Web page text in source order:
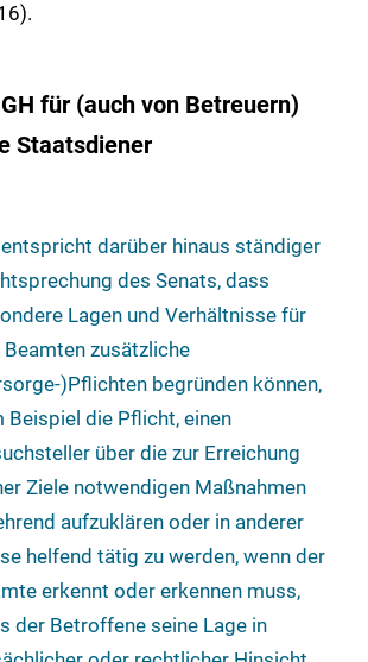
für (auch von Betreuern)
Staatsdiener
entspricht darüber hinaus ständiger
des Senats, dass
Lagen und Verhältnisse für
Beamten zusätzliche
)Pflichten begründen können,
Beispiel die Pflicht, einen
über die zur Erreichung
Ziele notwendigen Maßnahmen
aufzuklären oder in anderer
helfend tätig zu werden, wenn der
erkennt oder erkennen muss,
der Betroffene seine Lage in